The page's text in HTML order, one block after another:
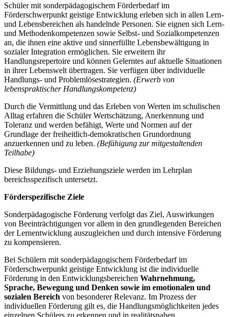
Schüler mit sonderpädagogischem Förderbedarf im
Förderschwerpunkt geistige Entwicklung erleben sich in allen Lern-
und Lebensbereichen als handelnde Personen. Sie eignen sich Lern-
und Methodenkompetenzen sowie Selbst- und Sozialkompetenzen
an, die ihnen eine aktive und sinnerfüllte Lebensbewältigung in
sozialer Integration ermöglichen. Sie erweitern ihr
Handlungsrepertoire und können Gelerntes auf aktuelle Situationen
in ihrer Lebenswelt übertragen. Sie verfügen über individuelle
Handlungs- und Problemlösestrategien. (Erwerb von
lebenspraktischer Handlungskompetenz)
Durch die Vermittlung und das Erleben von Werten im schulischen
Alltag erfahren die Schüler Wertschätzung, Anerkennung und
Toleranz und werden befähigt, Werte und Normen auf der
Grundlage der freiheitlich-demokratischen Grundordnung
anzuerkennen und zu leben. (Befähigung zur mitgestaltenden
Teilhabe)
Diese Bildungs- und Erziehungsziele werden im Lehrplan
bereichsspezifisch untersetzt.
Förderspezifische Ziele
Sonderpädagogische Förderung verfolgt das Ziel, Auswirkungen
von Beeinträchtigungen vor allem in den grundlegenden Bereichen
der Lernentwicklung auszugleichen und durch intensive Förderung
zu kompensieren.
Bei Schülern mit sonderpädagogischem Förderbedarf im
Förderschwerpunkt geistige Entwicklung ist die individuelle
Förderung in den Entwicklungsbereichen Wahrnehmung,
Sprache, Bewegung und Denken sowie im emotionalen und
sozialen Bereich von besonderer Relevanz. Im Prozess der
individuellen Förderung gilt es, die Handlungsmöglichkeiten jedes
einzelnen Schülers zu erkennen und in realitätsnahen